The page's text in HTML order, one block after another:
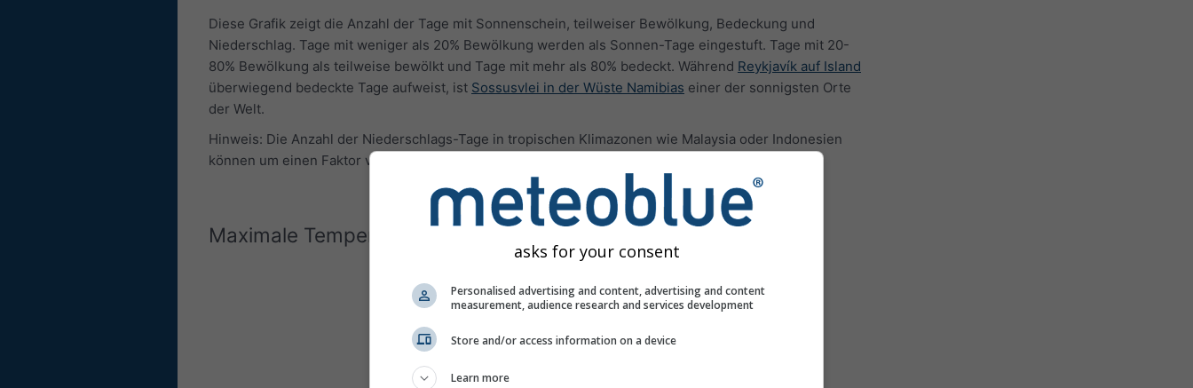
Diese Grafik zeigt die Anzahl der Tage mit Sonnenschein, teilweiser Bewölkung, Bedeckung und
Niederschlag. Tage mit weniger als 20% Bewölkung werden als Sonnen-Tage eingestuft. Tage mit 20-
80% Bewölkung als teilweise bewölkt und Tage mit mehr als 80% bedeckt. Während Reykjavík auf Island
überwiegend bedeckte Tage aufweist, ist Sossusvlei in der Wüste Namibias einer der sonnigsten Orte
der Welt.
Hinweis: Die Anzahl der Niederschlags-Tage in tropischen Klimazonen wie Malaysia oder Indonesien
können um einen Faktor von bis zu 2 überschätzt werden.
Maximale Temperaturen
asks for your consent
Personalised advertising and content, advertising and content
measurement, audience research and services development
Store and/or access information on a device
Learn more